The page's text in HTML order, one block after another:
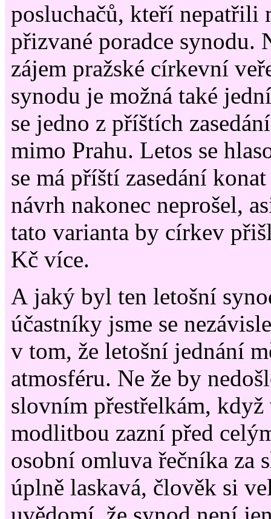
posluchačů, kteří nepatřili
přizvané poradce synodu.
zájem pražské církevní
synodu je možná také
se jedno z příštích
mimo Prahu. Letos se
se má příští zasedání
návrh nakonec neprošel,
tato varianta by církev
Kč více.
A jaký byl ten letošní
účastníky jsme se
v tom, že letošní jednání
atmosféru. Ne že by
slovním přestřelkám, když
modlitbou zazní před
osobní omluva řečníka za
úplně laskavá, člověk si